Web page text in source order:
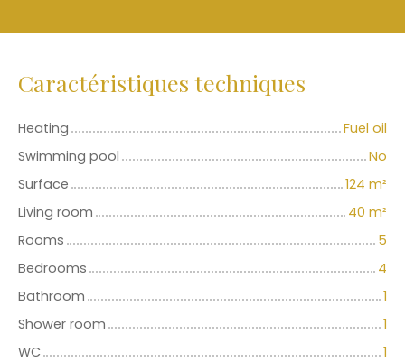
Caractéristiques techniques
Heating
Fuel oil
Swimming pool
No
Surface
124 m²
Living room
40 m²
Rooms
5
Bedrooms
4
Bathroom
1
Shower room
1
WC
1